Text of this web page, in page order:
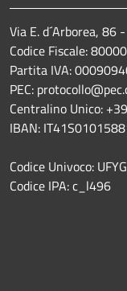
Via E. d´Arborea, 86
Codice Fiscale:
Partita IVA:
PEC:
Centralino Unico:
IBAN:
Codice Univoco:
Codice IPA: c_l496